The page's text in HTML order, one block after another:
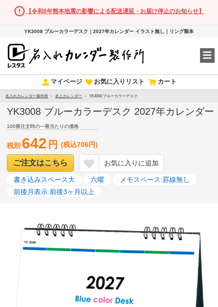
【令和8年熊本地震の影響による配送遅延・お届け停止のお知らせ】
YK3008 ブルーカラーデスク｜2027年カレンダー イラスト無し｜リング製本
マイページ お気に入りリスト カート
名入れカレンダー製作所 卓上カレンダー YK3008 ブルーカラーデスク
YK3008 ブルーカラーデスク 2027年カレンダー
100冊注文時の一冊当たりの価格
税別 642 円 (税込706円)
ご注文はこちら お気に入りに追加
書き込みスペース大 六曜
メモスペース:罫線無し
前後月表示:前後3ヶ月以上